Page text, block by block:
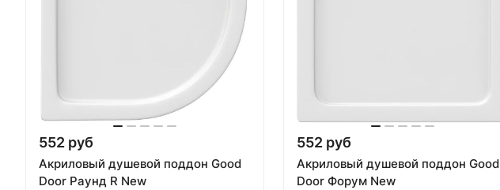
552 руб
Акриловый душевой поддон Good
Door Раунд R New
552 руб
Акриловый душевой поддон Good
Door Форум New